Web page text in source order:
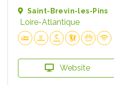
Saint-Brevin-les-Pins
Loire-Atlantique
Website